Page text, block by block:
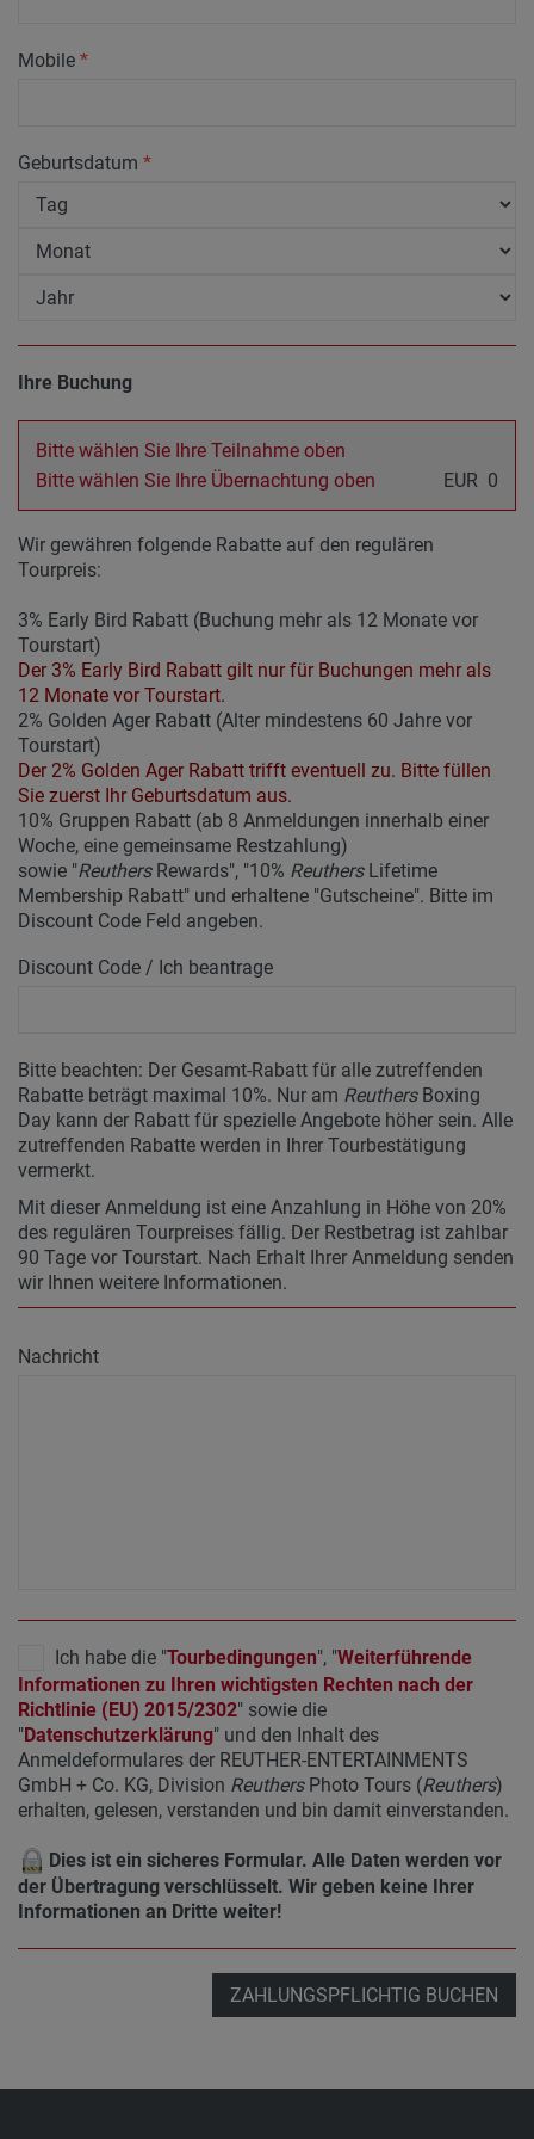
Mobile *
Geburtsdatum *
Ihre Buchung
Bitte wählen Sie Ihre Teilnahme oben
Bitte wählen Sie Ihre Übernachtung oben
EUR 0
Wir gewähren folgende Rabatte auf den regulären
Tourpreis:
3% Early Bird Rabatt (Buchung mehr als 12 Monate vor
Tourstart)
Der 3% Early Bird Rabatt gilt nur für Buchungen mehr als
12 Monate vor Tourstart.
2% Golden Ager Rabatt (Alter mindestens 60 Jahre vor
Tourstart)
Der 2% Golden Ager Rabatt trifft eventuell zu. Bitte füllen
Sie zuerst Ihr Geburtsdatum aus.
10% Gruppen Rabatt (ab 8 Anmeldungen innerhalb einer
Woche, eine gemeinsame Restzahlung)
sowie "ReuthersRewards", "10% ReuthersLifetime
Membership Rabatt" und erhaltene "Gutscheine". Bitte im
Discount Code Feld angeben.
Discount Code / Ich beantrage
Bitte beachten: Der Gesamt-Rabatt für alle zutreffenden
Rabatte beträgt maximal 10%. Nur am ReuthersBoxing
Day kann der Rabatt für spezielle Angebote höher sein. Alle
zutreffenden Rabatte werden in Ihrer Tourbestätigung
vermerkt.
Mit dieser Anmeldung ist eine Anzahlung in Höhe von 20%
des regulären Tourpreises fällig. Der Restbetrag ist zahlbar
90 Tage vor Tourstart. Nach Erhalt Ihrer Anmeldung senden
wir Ihnen weitere Informationen.
Nachricht
Ich habe die "Tourbedingungen", "Weiterführende
Informationen zu Ihren wichtigsten Rechten nach der
Richtlinie (EU) 2015/2302" sowie die
"Datenschutzerklärung" und den Inhalt des
Anmeldeformulares der REUTHER-ENTERTAINMENTS
GmbH + Co. KG, Division ReuthersPhoto Tours (Reuthers)
erhalten, gelesen, verstanden und bin damit einverstanden.
Dies ist ein sicheres Formular. Alle Daten werden vor
der Übertragung verschlüsselt. Wir geben keine Ihrer
Informationen an Dritte weiter!
ZAHLUNGSPFLICHTIG BUCHEN